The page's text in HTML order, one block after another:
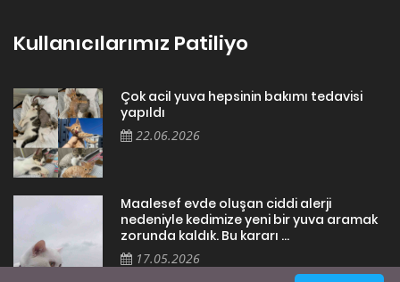
Kullanıcılarımız Patiliyo
Çok acil yuva hepsinin bakımı tedavisi
yapıldı
22.06.2026
Maalesef evde oluşan ciddi alerji
nedeniyle kedimize yeni bir yuva aramak
zorunda kaldık. Bu kararı ...
17.05.2026